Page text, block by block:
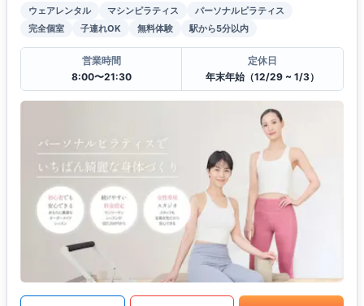
ウェアレンタル マシンピラティス
パーソナルピラティス
完全個室
子連れOK 無料体験 駅から5分以内
営業時間
8:00〜21:30
定休日
年末年始（12/29 ~ 1/3）